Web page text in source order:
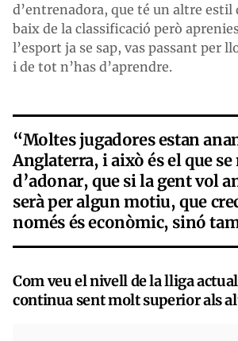
d’entrenadora, que té un altre estil
baix de la classificació però
l’esport ja se sap, vas passant per
i de tot n’has d’aprendre.
“Moltes jugadores estan
Anglaterra, i això és el que
d’adonar, que si la gent vol
serà per algun motiu, que
només és econòmic, sinó
Com veu el nivell de la lliga
continua sent molt superior als